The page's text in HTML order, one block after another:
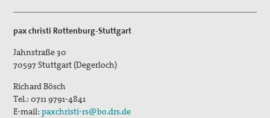
pax christi Rottenburg-Stuttgart
Jahnstraße 30
70597 Stuttgart (Degerloch)
Richard Bösch
Tel.:0711 9791-4841
E-mail:paxchristi-rs@bo.drs.de